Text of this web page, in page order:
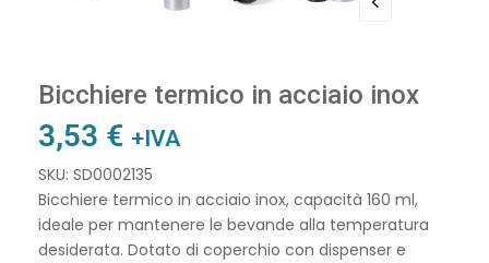
Bicchiere termico in acciaio inox
3,53 € +IVA
SKU: SD0002135
Bicchiere termico in acciaio inox, capacità 160 ml,
ideale per mantenere le bevande alla temperatura
desiderata. Dotato di coperchio con dispenser e